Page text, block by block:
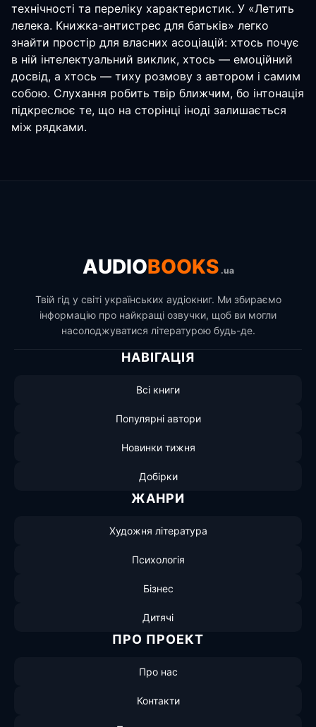
технічності та переліку характеристик. У «Летить
лелека. Книжка-антистрес для батьків» легко
знайти простір для власних асоціацій: хтось почує
в ній інтелектуальний виклик, хтось — емоційний
досвід, а хтось — тиху розмову з автором і самим
собою. Слухання робить твір ближчим, бо інтонація
підкреслює те, що на сторінці іноді залишається
між рядками.
AUDIOBOOKS .ua
Твій гід у світі українських аудіокниг. Ми збираємо
інформацію про найкращі озвучки, щоб ви могли
насолоджуватися літературою будь-де.
НАВІГАЦІЯ
Всі книги
Популярні автори
Новинки тижня
Добірки
ЖАНРИ
Художня література
Психологія
Бізнес
Дитячі
ПРО ПРОЕКТ
Про нас
Контакти